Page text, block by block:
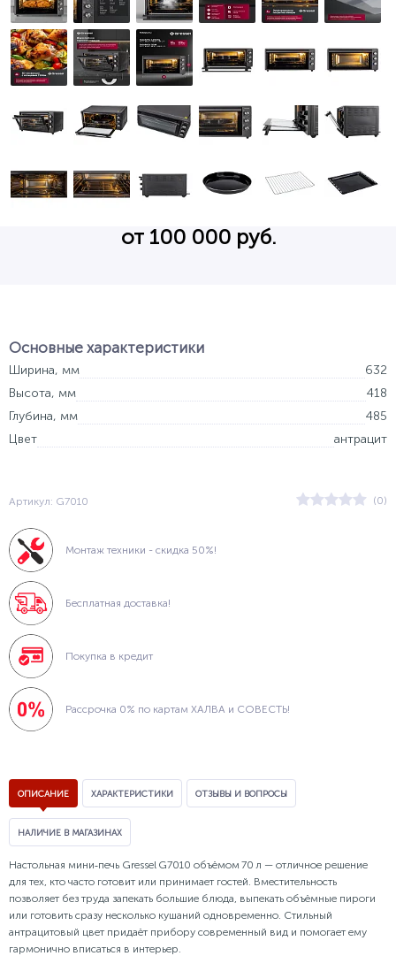
Артикул: G7010 (0)
Монтаж техники - скидка 50%!
Бесплатная доставка!
Покупка в кредит
Рассрочка 0% по картам ХАЛВА и СОВЕСТЬ!
от 100 000 руб.
Основные характеристики
Ширина, мм
632
Высота, мм
418
Глубина, мм
485
Цвет
антрацит
ОПИСАНИЕ ХАРАКТЕРИСТИКИ ОТЗЫВЫ И ВОПРОСЫ
НАЛИЧИЕ В МАГАЗИНАХ
Настольная мини‑печь Gressel G7010 объёмом 70 л — отличное решение
для тех, кто часто готовит или принимает гостей. Вместительность
позволяет без труда запекать большие блюда, выпекать объёмные пироги
или готовить сразу несколько кушаний одновременно. Стильный
антрацитовый цвет придаёт прибору современный вид и помогает ему
гармонично вписаться в интерьер.